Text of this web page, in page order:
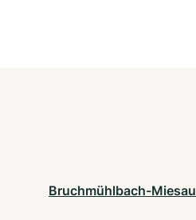
Bruchmühlbach-Miesau